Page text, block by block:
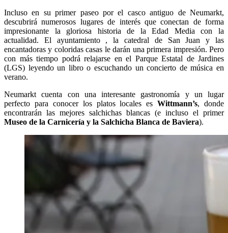
Incluso en su primer paseo por el casco antiguo de Neumarkt,
descubrirá numerosos lugares de interés que conectan de forma
impresionante la gloriosa historia de la Edad Media con la
actualidad. El ayuntamiento , la catedral de San Juan y las
encantadoras y coloridas casas le darán una primera impresión. Pero
con más tiempo podrá relajarse en el Parque Estatal de Jardines
(LGS) leyendo un libro o escuchando un concierto de música en
verano.
Neumarkt cuenta con una interesante gastronomía y un lugar
perfecto para conocer los platos locales esWittmann’s, donde
encontrarán las mejores salchichas blancas (e incluso el primer
Museo de la Carnicería y la Salchicha Blanca de Baviera).